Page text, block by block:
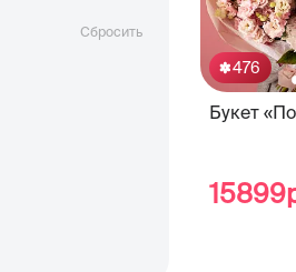
Сбросить
476
Букет